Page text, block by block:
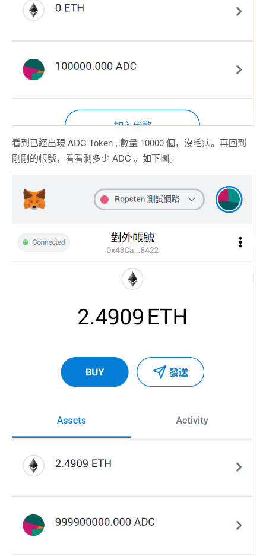
看到已經出現 ADC Token , 數量 10000 個，沒毛病。再回到
剛剛的帳號，看看剩多少 ADC 。如下圖。